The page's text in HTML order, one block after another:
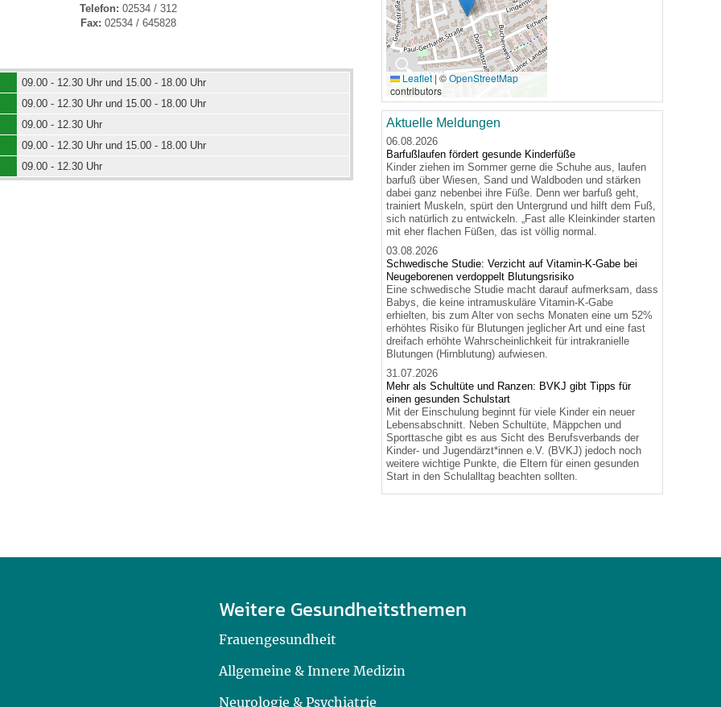
Telefon: 02534 / 312
Fax: 02534 / 645828
09.00 - 12.30 Uhr und 15.00 - 18.00 Uhr
09.00 - 12.30 Uhr und 15.00 - 18.00 Uhr
09.00 - 12.30 Uhr
09.00 - 12.30 Uhr und 15.00 - 18.00 Uhr
09.00 - 12.30 Uhr
🔍Leaflet| ©OpenStreetMap
contributors
Aktuelle Meldungen
06.08.2026
Barfußlaufen fördert gesunde Kinderfüße
Kinder ziehen im Sommer gerne die Schuhe aus, laufen
barfuß über Wiesen, Sand und Waldboden und stärken
dabei ganz nebenbei ihre Füße. Denn wer barfuß geht,
trainiert Muskeln, spürt den Untergrund und hilft dem Fuß,
sich natürlich zu entwickeln. „Fast alle Kleinkinder starten
mit eher flachen Füßen, das ist völlig normal.
03.08.2026
Schwedische Studie: Verzicht auf Vitamin-K-Gabe bei
Neugeborenen verdoppelt Blutungsrisiko
Eine schwedische Studie macht darauf aufmerksam, dass
Babys, die keine intramuskuläre Vitamin-K-Gabe
erhielten, bis zum Alter von sechs Monaten eine um 52%
erhöhtes Risiko für Blutungen jeglicher Art und eine fast
dreifach erhöhte Wahrscheinlichkeit für intrakranielle
Blutungen (Hirnblutung) aufwiesen.
31.07.2026
Mehr als Schultüte und Ranzen: BVKJ gibt Tipps für
einen gesunden Schulstart
Mit der Einschulung beginnt für viele Kinder ein neuer
Lebensabschnitt. Neben Schultüte, Mäppchen und
Sporttasche gibt es aus Sicht des Berufsverbands der
Kinder- und Jugendärzt*innen e.V. (BVKJ) jedoch noch
weitere wichtige Punkte, die Eltern für einen gesunden
Start in den Schulalltag beachten sollten.
Weitere Gesundheitsthemen
Frauengesundheit
Allgemeine & Innere Medizin
Neurologie & Psychiatrie